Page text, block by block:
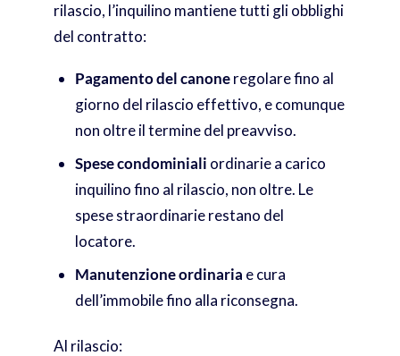
rilascio, l’inquilino mantiene tutti gli obblighi
del contratto:
Pagamento del canoneregolare fino al
giorno del rilascio effettivo, e comunque
non oltre il termine del preavviso.
Spese condominiali ordinarie a carico
inquilino fino al rilascio, non oltre. Le
spese straordinarie restano del
locatore.
Manutenzione ordinaria e cura
dell’immobile fino alla riconsegna.
Al rilascio: